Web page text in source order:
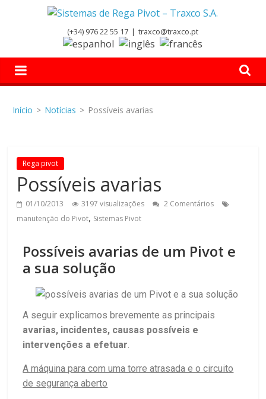
(+34) 976 22 55 17 | traxco@traxco.pt
Início > Notícias > Possíveis avarias
Rega pivot
Possíveis avarias
01/10/2013 3197 visualizações
2 Comentários
manutenção do Pivot, Sistemas Pivot
Possíveis avarias de um Pivot e
a sua solução
A seguir explicamos brevemente as principais
avarias, incidentes, causas possíveis e
intervenções a efetuar.
A máquina para com uma torre atrasada e o circuito
de segurança aberto